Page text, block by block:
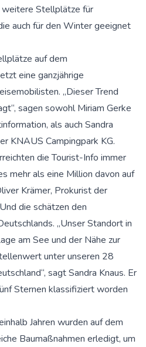
Stellplätze für
auch für den Winter geeignet
auf dem
eine ganzjährige
„Dieser Trend
sagen sowohl Miriam Gerke
als auch Sandra
KNAUS Campingpark KG.
die Tourist-Info immer
mehr als eine Million davon auf
Krämer, Prokurist der
die schätzen den
„Unser Standort in
am See und der Nähe zur
unter unseren 28
sagt Sandra Knaus. Er
Sternen klassifiziert worden
Jahren wurden auf dem
Baumaßnahmen erledigt, um